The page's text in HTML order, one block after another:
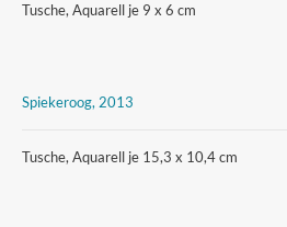
Tusche, Aquarell je 9 x 6 cm
Spiekeroog, 2013
Tusche, Aquarell je 15,3 x 10,4 cm